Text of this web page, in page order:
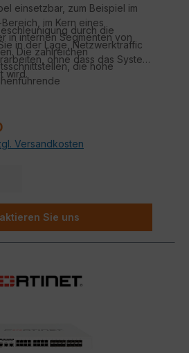
einsetzbar, zum Beispiel im
im Kern eines
in internen Segmenten von
Die zahlreichen
die hohe
durch die
in der Lage, Netzwerktraffic
ohne dass das System
wird.
Versandkosten
Sie uns